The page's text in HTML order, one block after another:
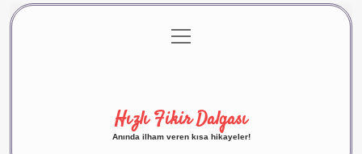
Gizlilik Politikası
menüyü
aç
Hızlı Fikir Dalgası
Anında ilham veren kısa hikayeler!